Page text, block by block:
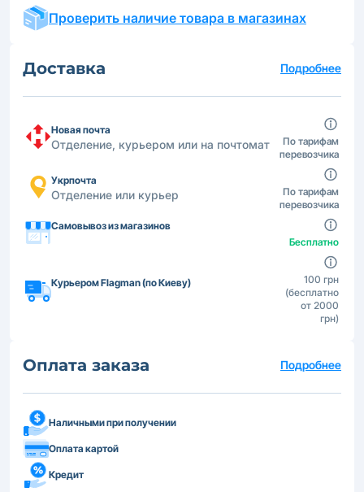
Проверить наличие товара в магазинах
Доставка Подробнее
Новая почта
Отделение, курьером или на почтомат
По тарифам
перевозчика
Укрпочта
Отделение или курьер
По тарифам
перевозчика
Самовывоз из магазинов
Бесплатно
Курьером Flagman (по Киеву)
100 грн
(бесплатно
от 2000
грн)
Оплата заказа Подробнее
Наличными при получении
Оплата картой
Кредит